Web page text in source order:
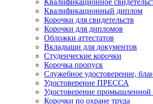
Квалификационное
Квалификационный диплом
Корочки для свидетельств
Корочки для дипломов
Обложки аттестатов
Вкладыши для документов
Студенческие корочки
Корочка пропуск
Служебное удостоверение,
Удостоверение ПРЕССА
Удостоверение промышленной
Корочки по охране труда